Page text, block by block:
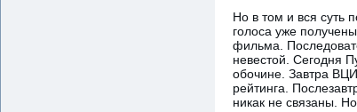
Но в том и вся суть
голоса уже
фильма.
невестой. Сегодня
обочине. Завтра
рейтинга.
никак не связаны.